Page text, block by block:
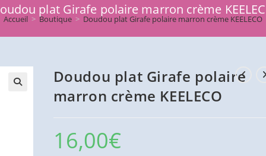
plat Girafe polaire marron crème
Accueil > Boutique > Doudou plat Girafe polaire marron crème KEELECO
Doudou plat Girafe polaire
marron crème KEELECO
16,00€